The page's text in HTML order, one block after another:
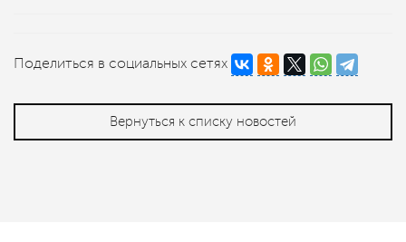
Поделиться в социальных сетях
Вернуться к списку новостей